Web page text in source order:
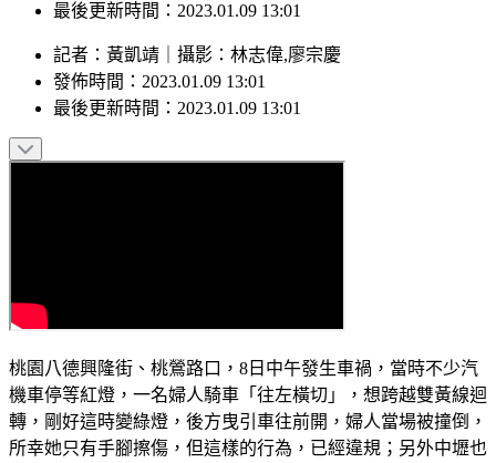
最後更新時間：2023.01.09 13:01
記者 ： 黃凱靖 攝影 ： 林志偉,廖宗慶
發佈時間： 2023.01.09 13:01
最後更新時間： 2023.01.09 13:01
桃園八德興隆街、桃鶯路口，8日中午發生車禍，當時不少汽
機車停等紅燈，一名婦人騎車「往左橫切」，想跨越雙黃線迴
轉，剛好這時變綠燈，後方曳引車往前開，婦人當場被撞倒，
所幸她只有手腳擦傷，但這樣的行為，已經違規；另外中壢也